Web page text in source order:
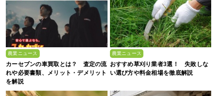
農業ニュース
カーセブンの車買取とは？ 査定の流
れや必要書類、メリット・デメリット
を解説
農業ニュース
おすすめ草刈り業者3選！ 失敗しな
い選び方や料金相場を徹底解説